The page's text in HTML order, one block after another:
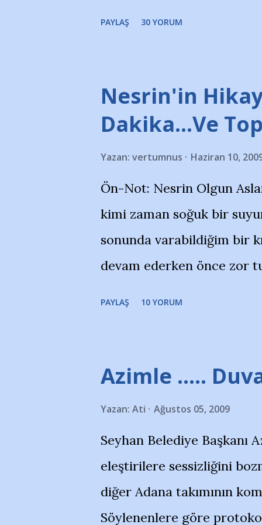
stadı önünde yaklaşık
takımlarının Futbol
görmek istemediklerini bir
bildiriyordu.. Bu grup
''Açık ve net olarak
yanısıra, bu takımlara ait
Bursa Büyükşehir
merkezlerini de
PAYLAŞ 30 YORUM
Nesrin'in
Dakika…Ve
Yazan: vertumnus Haziran 10,
Ön-Not: Nesrin Olgun
kimi zaman soğuk bir
sonunda varabildiğim bir
devam ederken önce zor
Temsilcisi Faruk Zapçı’nın
Hikayesi’ne başlıyorum…
kenarında 7 yaşında kara
içinde Adana Demirspor
çoğunlukta. Küçük kız
PAYLAŞ 10 YORUM
Azimle .....
Yazan: Ati Ağustos 05, 2009
Seyhan Belediye Başkanı
eleştirilere sessizliğini
diğer Adana takımının
Söylenenlere göre